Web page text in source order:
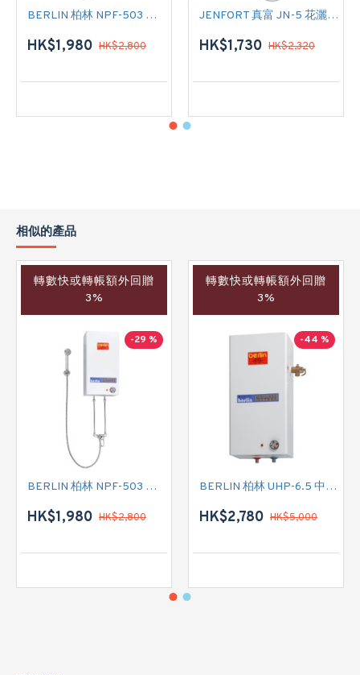
BERLIN 柏林 NPF-503 花灑儲水式(低壓電熱水爐)
HK$1,980 HK$2,800
JENFORT 真富 JN-5 花灑儲水式(低壓電熱水爐)
HK$1,730 HK$2,320
相似的產品
轉數快或轉帳額外回贈
3%
-29 %
BERLIN 柏林 NPF-503 花灑儲水式(低壓電熱水爐)
HK$1,980 HK$2,800
轉數快或轉帳額外回贈
3%
-44 %
BERLIN 柏林 UHP-6.5 中央儲水式(高壓電熱水爐)
HK$2,780 HK$5,000